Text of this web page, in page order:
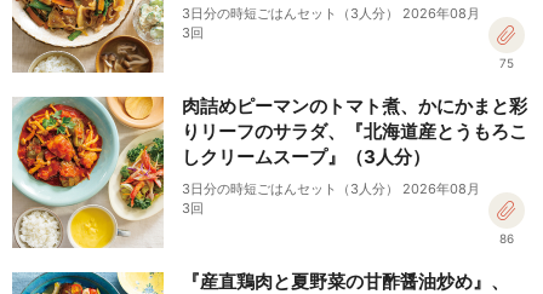
3日分の時短ごはんセット（3人分） 2026年08月
3回
75
肉詰めピーマンのトマト煮、かにかまと彩
りリーフのサラダ、『北海道産とうもろこ
しクリームスープ』（3人分）
3日分の時短ごはんセット（3人分） 2026年08月
3回
86
『産直鶏肉と夏野菜の甘酢醤油炒め』、